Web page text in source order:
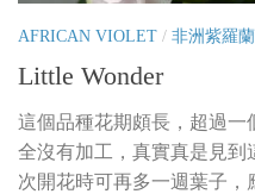
AFRICAN VIOLET / 非洲紫羅蘭
Little Wonder
這個品種花期頗長，超過
全沒有加工，真實真是見到
次開花時可再多一週葉子